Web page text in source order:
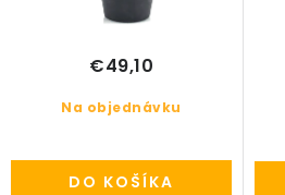
Na objednávku
€49,10
DO KOŠÍKA